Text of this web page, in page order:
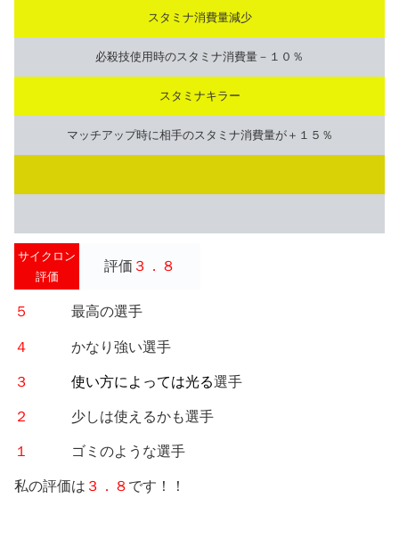
スタミナ消費量減少
必殺技使用時のスタミナ消費量－１０％
スタミナキラー
マッチアップ時に相手のスタミナ消費量が＋１５％
サイクロン
評価
評価 ３．８
５ 最高の選手
４ かなり強い選手
３ 使い方によっては光る選手
２ 少しは使えるかも選手
１ ゴミのような選手
私の評価は ３．８ です！！